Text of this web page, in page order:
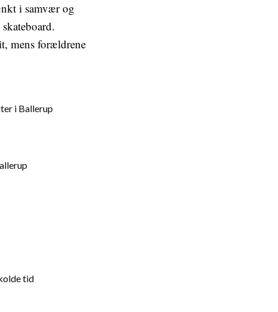
i samvær og
mens forældrene
i Ballerup
tid